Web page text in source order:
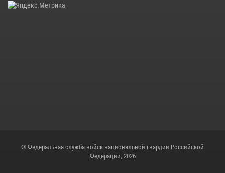
© Федеральная служба войск национальной гвардии Российской
Федерации, 2026